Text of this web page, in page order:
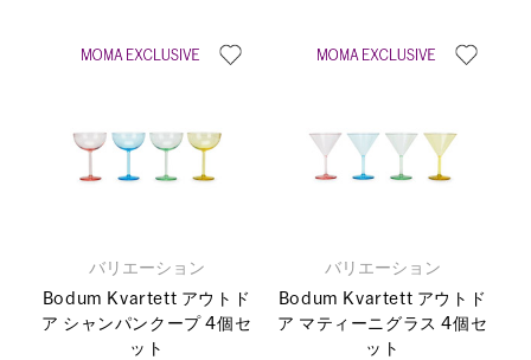
バリエーション
Bodum Kvartett アウトド
ア シャンパンクープ 4個セ
ット
バリエーション
Bodum Kvartett アウトド
ア マティーニグラス 4個セ
ット